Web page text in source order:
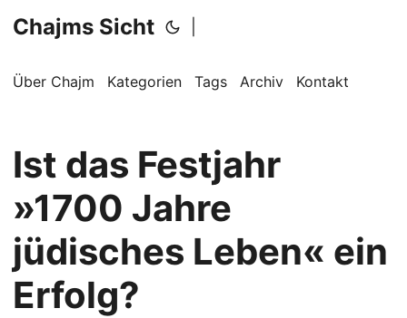
Chajms Sicht
Über Chajm Kategorien Tags Archiv Kontakt
Ist das Festjahr
»1700 Jahre
jüdisches Leben« ein
Erfolg?